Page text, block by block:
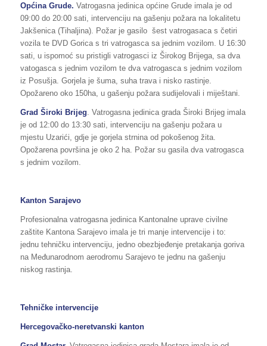
Općina Grude. Vatrogasna jedinica općine Grude imala je od
09:00 do 20:00 sati, intervenciju na gašenju požara na lokalitetu
Jakšenica (Tihaljina). Požar je gasilo šest vatrogasaca s četiri
vozila te DVD Gorica s tri vatrogasca sa jednim vozilom. U 16:30
sati, u ispomoć su pristigli vatrogasci iz Širokog Brijega, sa dva
vatogasca s jednim vozilom te dva vatrogasca s jednim vozilom
iz Posušja. Gorjela je šuma, suha trava i nisko rastinje.
Opožareno oko 150ha, u gašenju požara sudijelovali i miještani.
Grad Široki Brijeg . Vatrogasna jedinica grada Široki Brijeg imala
je od 12:00 do 13:30 sati, intervenciju na gašenju požara u
mjestu Uzarići, gdje je gorjela strnina od pokošenog žita.
Opožarena površina je oko 2 ha. Požar su gasila dva vatrogasca
s jednim vozilom.
Kanton Sarajevo
Profesionalna vatrogasna jedinica Kantonalne uprave civilne
zaštite Kantona Sarajevo imala je tri manje intervencije i to:
jednu tehničku intervenciju, jedno obezbjeđenje pretakanja goriva
na Međunarodnom aerodromu Sarajevo te jednu na gašenju
niskog rastinja.
Tehničke intervencije
Hercegovačko-neretvanski kanton